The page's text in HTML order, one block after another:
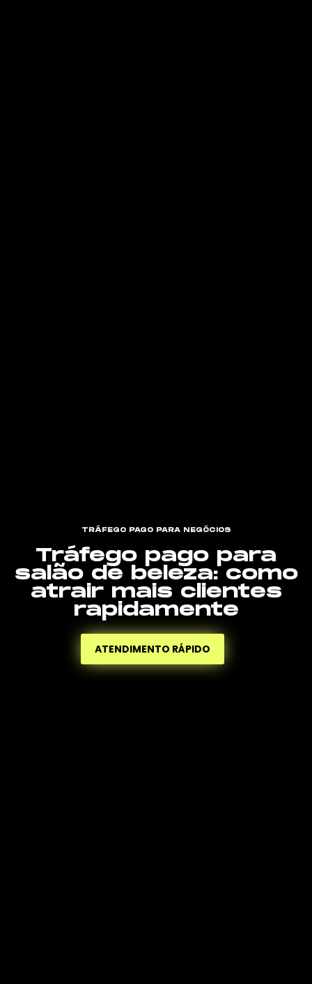
TRÁFEGO PAGO PARA NEGÓCIOS
Tráfego pago para
salão de beleza: como
atrair mais clientes
rapidamente
ATENDIMENTO RÁPIDO